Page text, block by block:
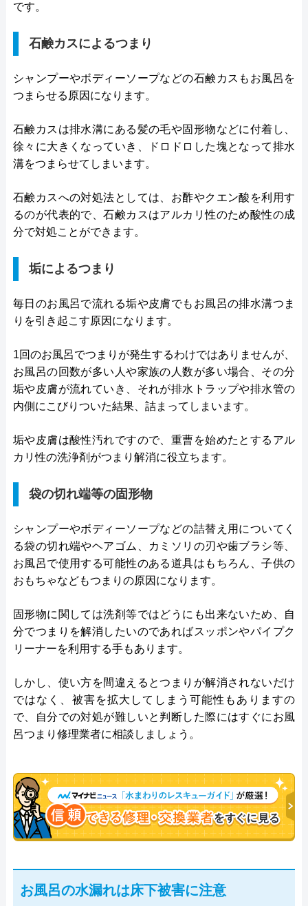
です。
石鹸カスによるつまり
シャンプーやボディーソープなどの石鹸カスもお風呂を
つまらせる原因になります。
石鹸カスは排水溝にある髪の毛や固形物などに付着し、
徐々に大きくなっていき、ドロドロした塊となって排水
溝をつまらせてしまいます。
石鹸カスへの対処法としては、お酢やクエン酸を利用す
るのが代表的で、石鹸カスはアルカリ性のため酸性の成
分で対処ことができます。
垢によるつまり
毎日のお風呂で流れる垢や皮膚でもお風呂の排水溝つま
りを引き起こす原因になります。
1回のお風呂でつまりが発生するわけではありませんが、
お風呂の回数が多い人や家族の人数が多い場合、その分
垢や皮膚が流れていき、それが排水トラップや排水管の
内側にこびりついた結果、詰まってしまいます。
垢や皮膚は酸性汚れですので、重曹を始めたとするアル
カリ性の洗浄剤がつまり解消に役立ちます。
袋の切れ端等の固形物
シャンプーやボディーソープなどの詰替え用についてく
る袋の切れ端やヘアゴム、カミソリの刃や歯ブラシ等、
お風呂で使用する可能性のある道具はもちろん、子供の
おもちゃなどもつまりの原因になります。
固形物に関しては洗剤等ではどうにも出来ないため、自
分でつまりを解消したいのであればスッポンやパイプク
リーナーを利用する手もあります。
しかし、使い方を間違えるとつまりが解消されないだけ
ではなく、被害を拡大してしまう可能性もありますの
で、自分での対処が難しいと判断した際にはすぐにお風
呂つまり修理業者に相談しましょう。
お風呂の水漏れは床下被害に注意